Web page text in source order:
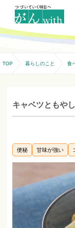
TOP 暮らしのこと 食
キャベツともや
便秘 甘味が強い